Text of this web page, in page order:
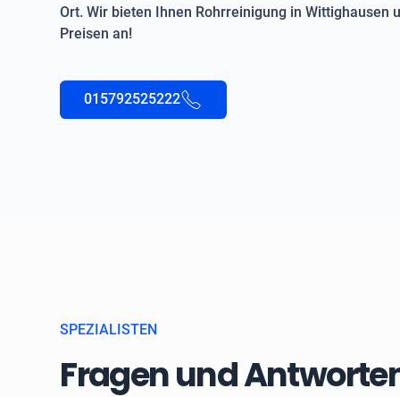
Ort. Wir bieten Ihnen Rohrreinigung in Wittighausen
Preisen an!
015792525222
SPEZIALISTEN
Fragen und